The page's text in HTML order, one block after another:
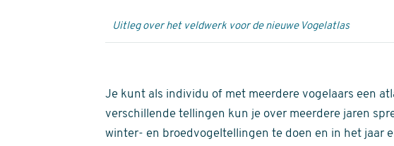
Uitleg over het veldwerk voor de nieuwe Vogelatlas
Je kunt als individu of met meerdere vogelaars een
verschillende tellingen kun je over meerdere jaren
winter- en broedvogeltellingen te doen en in het jaar